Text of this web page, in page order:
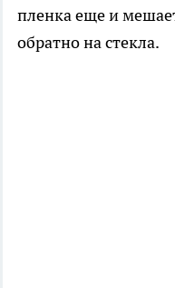
пленка еще и
обратно на стекла.